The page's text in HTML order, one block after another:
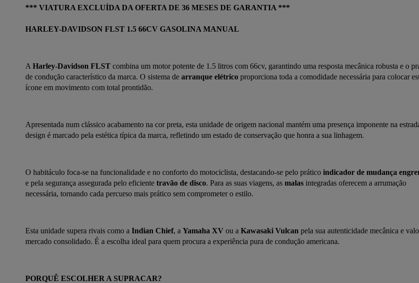
*** VIATURA EXCLUÍDA DA OFERTA DE 36 MESES DE GARANTIA ***
HARLEY-DAVIDSON FLST 1.5 66CV GASOLINA MANUAL
A Harley-Davidson FLST combina um motor potente de 1.5 litros com 66cv, garantindo uma resposta mecânica robusta e o
de condução característico da marca. O sistema de arranque elétrico proporciona toda a comodidade necessária para colocar
ícone em movimento com total prontidão.
Apresentada num clássico acabamento na cor preta, esta unidade de origem nacional mantém uma presença imponente na
design é marcado pela estética típica da marca, refletindo um estado de conservação que honra a sua linhagem.
O habitáculo foca-se na funcionalidade e no conforto do motociclista, destacando-se pelo prático indicador de mudança
e pela segurança assegurada pelo eficiente travão de disco. Para as suas viagens, as malas integradas oferecem a arrumação
necessária, tornando cada percurso mais prático sem comprometer o estilo.
Esta unidade supera rivais como a Indian Chief, a Yamaha XV ou a Kawasaki Vulcan pela sua autenticidade mecânica e
mercado consolidado. É a escolha ideal para quem procura a experiência pura de condução americana.
PORQUÊ ESCOLHER A SUPRACAR?